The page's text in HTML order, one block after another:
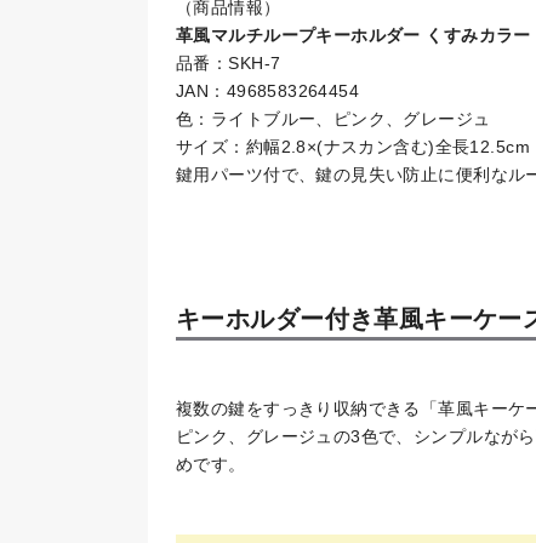
（商品情報）
革風マルチループキーホルダー くすみカラー
品番：SKH-7
JAN：4968583264454
色：ライトブルー、ピンク、グレージュ
サイズ：約幅2.8×(ナスカン含む)全長12.5cm
鍵用パーツ付で、鍵の見失い防止に便利なル
キーホルダー付き革風キーケー
複数の鍵をすっきり収納できる「革風キー
ピンク、グレージュの3色で、シンプルなが
めです。